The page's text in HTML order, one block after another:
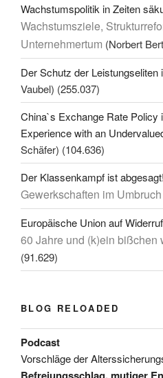
Wachstumspolitik in Zeiten
Wachstumsziele,
Unternehmertum (Norbert
Der Schutz der Leistungseliten
Vaubel) (255.037)
China`s Exchange Rate Policy
Experience with an
Schäfer) (104.636)
Der Klassenkampf ist
Gewerkschaften im Umbruch
Europäische Union auf
60 Jahre und (k)ein bißchen
(91.629)
BLOG RELOADED
Podcast
Vorschläge der